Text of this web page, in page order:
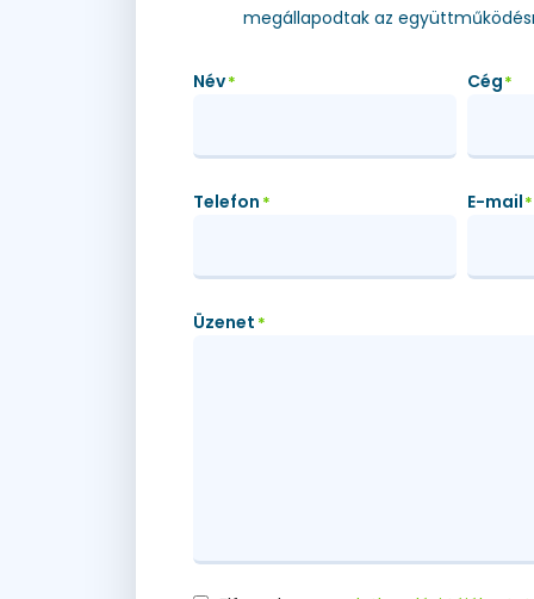
megállapodtak az
Név* Cég*
Telefon * E-mail*
Üzenet *